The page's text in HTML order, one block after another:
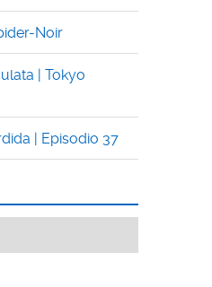
Noir
| Tokyo
| Episodio 37